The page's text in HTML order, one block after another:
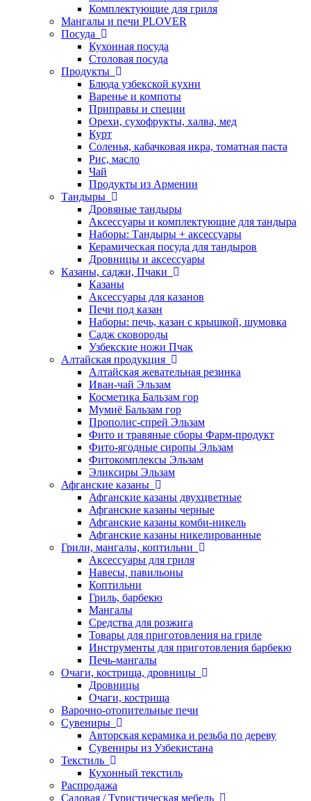
Комплектующие для гриля
Мангалы и печи PLOVER
Посуда
Кухонная посуда
Столовая посуда
Продукты
Блюда узбекской кухни
Варенье и компоты
Приправы и специи
Орехи, сухофрукты, халва, мед
Курт
Соленья, кабачковая икра, томатная паста
Рис, масло
Чай
Продукты из Армении
Тандыры
Дровяные тандыры
Аксессуары и комплектующие для тандыра
Наборы: Тандыры + аксессуары
Керамическая посуда для тандыров
Дровницы и аксессуары
Казаны, саджи, Пчаки
Казаны
Аксессуары для казанов
Печи под казан
Наборы: печь, казан с крышкой, шумовка
Садж сковороды
Узбекские ножи Пчак
Алтайская продукция
Алтайская жевательная резинка
Иван-чай Эльзам
Косметика Бальзам гор
Мумиё Бальзам гор
Прополис-спрей Эльзам
Фито и травяные сборы Фарм-продукт
Фито-ягодные сиропы Эльзам
Фитокомплексы Эльзам
Эликсиры Эльзам
Афганские казаны
Афганские казаны двухцветные
Афганские казаны черные
Афганские казаны комби-никель
Афганские казаны никелированные
Грили, мангалы, коптильни
Аксессуары для гриля
Навесы, павильоны
Коптильни
Гриль, барбекю
Мангалы
Средства для розжига
Товары для приготовления на гриле
Инструменты для приготовления барбекю
Печь-мангалы
Очаги, кострища, дровницы
Дровницы
Очаги, кострища
Варочно-отопительные печи
Сувениры
Авторская керамика и резьба по дереву
Сувениры из Узбекистана
Текстиль
Кухонный текстиль
Распродажа
Садовая / Туристическая мебель